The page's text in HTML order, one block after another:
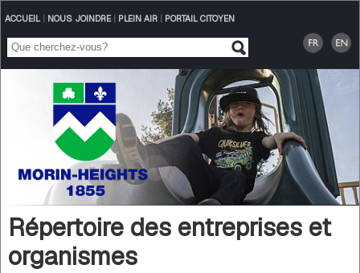
ACCUEIL| NOUS JOINDRE| PLEIN AIR| PORTAIL CITOYEN
Répertoire des entreprises et
organismes